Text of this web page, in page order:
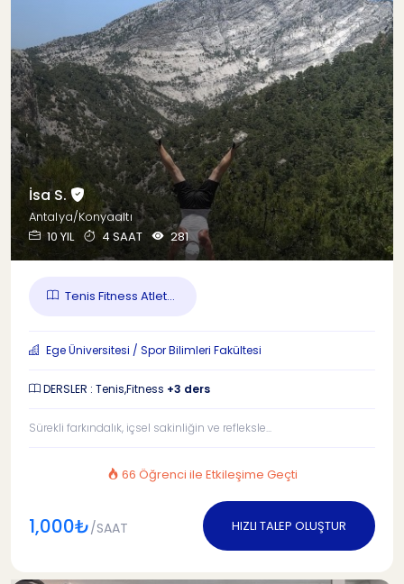
İsa S.
Antalya/Konyaaltı
10 YIL
4 SAAT 281
Tenis Fitness Atlet...
Ege Üniversitesi / Spor Bilimleri Fakültesi
DERSLER : Tenis,Fitness +3 ders
Sürekli farkındalık, içsel sakinliğin ve refleksle...
66 Öğrenci ile Etkileşime Geçti
1,000₺/SAAT HIZLI TALEP OLUŞTUR